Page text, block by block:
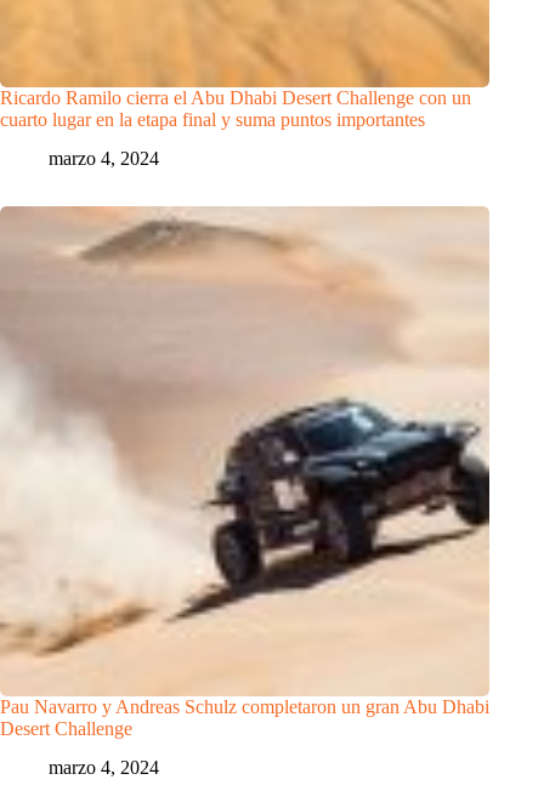
Ricardo Ramilo cierra el Abu Dhabi Desert Challenge con un
cuarto lugar en la etapa final y suma puntos importantes
marzo 4, 2024
Pau Navarro y Andreas Schulz completaron un gran Abu Dhabi
Desert Challenge
marzo 4, 2024